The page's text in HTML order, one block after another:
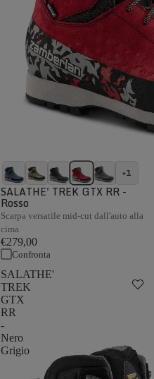
+1
SALATHE' TREK GTX RR -
Rosso
Scarpa versatile mid-cut dall'auto alla
cima
€279,00
Confronta
SALATHE'
TREK
GTX
RR
-
Nero
Grigio